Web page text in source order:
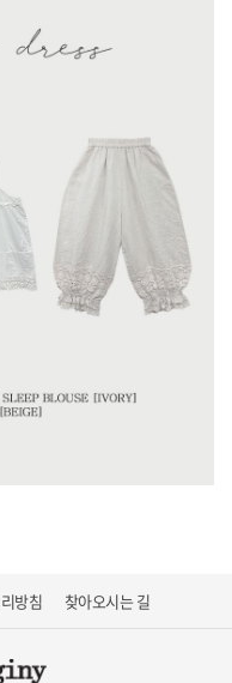
방침 찾아오시는 길